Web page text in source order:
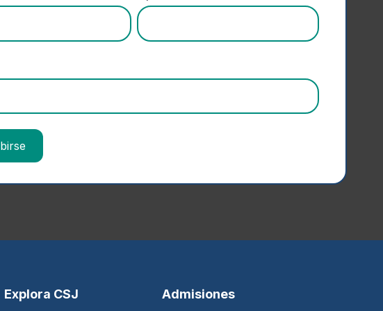
Explora CSJ Admisiones